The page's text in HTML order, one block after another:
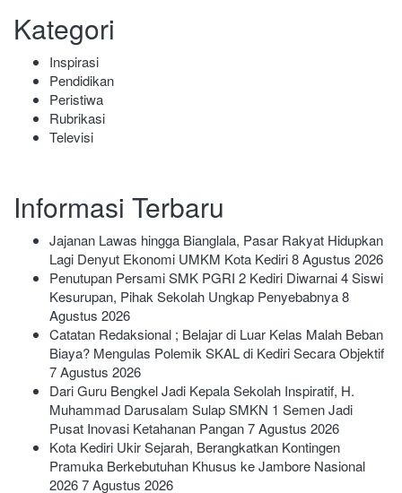
Kategori
Inspirasi
Pendidikan
Peristiwa
Rubrikasi
Televisi
Informasi Terbaru
Jajanan Lawas hingga Bianglala, Pasar Rakyat Hidupkan
Lagi Denyut Ekonomi UMKM Kota Kediri8 Agustus 2026
Penutupan Persami SMK PGRI 2 Kediri Diwarnai 4 Siswi
Kesurupan, Pihak Sekolah Ungkap Penyebabnya8
Agustus 2026
Catatan Redaksional ; Belajar di Luar Kelas Malah Beban
Biaya? Mengulas Polemik SKAL di Kediri Secara Objektif
7 Agustus 2026
Dari Guru Bengkel Jadi Kepala Sekolah Inspiratif, H.
Muhammad Darusalam Sulap SMKN 1 Semen Jadi
Pusat Inovasi Ketahanan Pangan7 Agustus 2026
Kota Kediri Ukir Sejarah, Berangkatkan Kontingen
Pramuka Berkebutuhan Khusus ke Jambore Nasional
20267 Agustus 2026